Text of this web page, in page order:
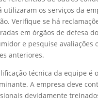
utilizaram os serviços da
Verifique se há
em órgãos de defesa do
e pesquise avaliações
anteriores.
técnica da equipe é
A empresa deve
devidamente